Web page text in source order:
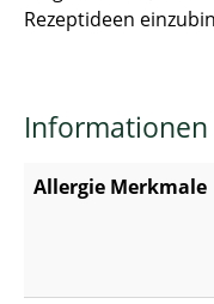
Rezeptideen
Allergie Merkmale